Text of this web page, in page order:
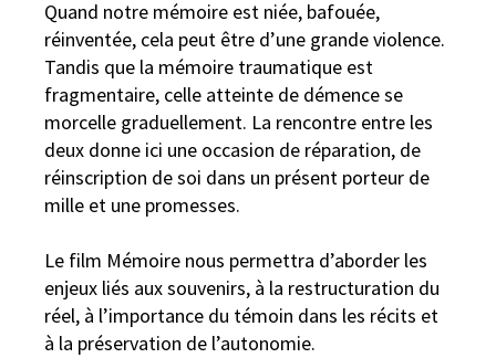
Quand notre mémoire est niée, bafouée,
réinventée, cela peut être d’une grande violence.
Tandis que la mémoire traumatique est
fragmentaire, celle atteinte de démence se
morcelle graduellement. La rencontre entre les
deux donne ici une occasion de réparation, de
réinscription de soi dans un présent porteur de
mille et une promesses.
Le film Mémoire nous permettra d’aborder les
enjeux liés aux souvenirs, à la restructuration du
réel, à l’importance du témoin dans les récits et
à la préservation de l’autonomie.